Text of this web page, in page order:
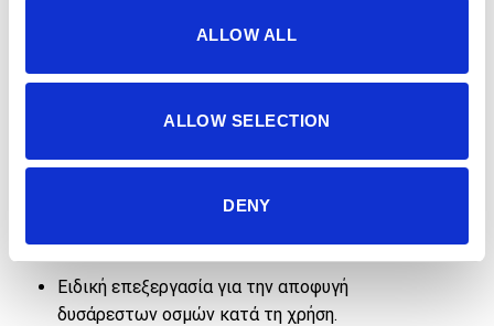
ALLOW ALL
ALLOW SELECTION
DENY
εξωτερικό του υφάσματος και επιτρέπει το
Σχέδιο σε sublimation εκτύπωση υψηλής
Ραμμένο με ειδική τεχνική (flatlock) που
κατευθύνσεις για μεγαλύτερη άνεση.
Ειδική επεξεργασία για την αποφυγή
δυσάρεστων οσμών κατά τη χρήση.